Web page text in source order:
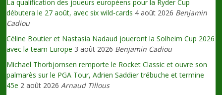
La qualification des joueurs européens pour la Ryder Cup
débutera le 27 août, avec six wild-cards 4 août 2026 Benjamin
Cadiou
Céline Boutier et Nastasia Nadaud joueront la Solheim Cup 2026
avec la team Europe 3 août 2026 Benjamin Cadiou
Michael Thorbjornsen remporte le Rocket Classic et ouvre son
palmarès sur le PGA Tour, Adrien Saddier trébuche et termine
45e 2 août 2026 Arnaud Tillous